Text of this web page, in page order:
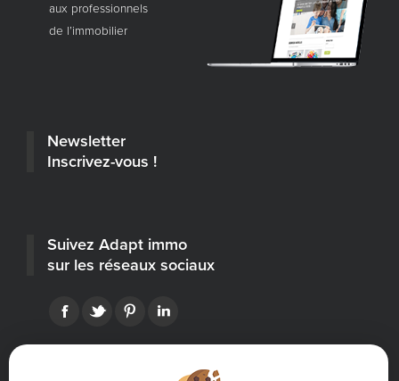
aux professionnels
de l’immobilier
Newsletter
Inscrivez-vous !
Suivez Adapt immo
sur les réseaux sociaux